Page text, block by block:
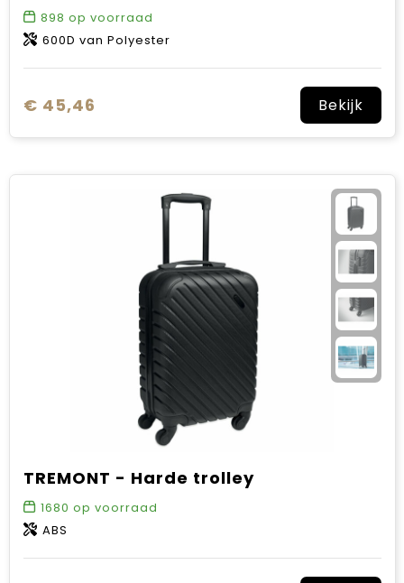
898 op voorraad
600D van Polyester
€ 45,46 Bekijk
TREMONT - Harde trolley
1680 op voorraad
ABS